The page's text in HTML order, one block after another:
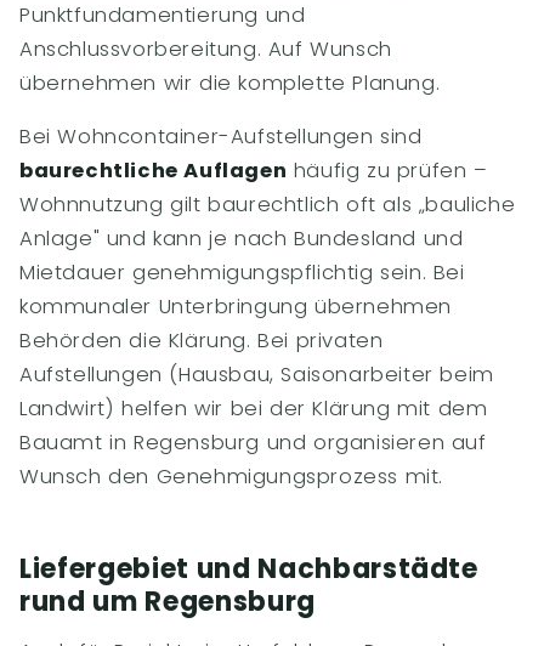
Punktfundamentierung und
Anschlussvorbereitung. Auf Wunsch
übernehmen wir die komplette Planung.
Bei Wohncontainer-Aufstellungen sind
baurechtliche Auflagen häufig zu prüfen –
Wohnnutzung gilt baurechtlich oft als „bauliche
Anlage" und kann je nach Bundesland und
Mietdauer genehmigungspflichtig sein. Bei
kommunaler Unterbringung übernehmen
Behörden die Klärung. Bei privaten
Aufstellungen (Hausbau, Saisonarbeiter beim
Landwirt) helfen wir bei der Klärung mit dem
Bauamt in Regensburg und organisieren auf
Wunsch den Genehmigungsprozess mit.
Liefergebiet und Nachbarstädte
rund um Regensburg